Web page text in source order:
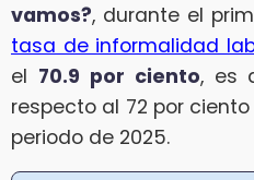
vamos?, durante el
tasa de informalidad
el 70.9 por ciento, es
respecto al 72 por
periodo de 2025.